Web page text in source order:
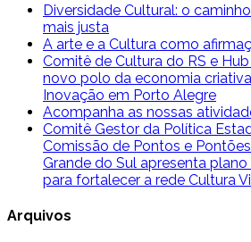
Diversidade Cultural: o
mais justa
A arte e a Cultura como
Comitê de Cultura do RS e
novo polo da economia
Inovação em Porto Alegre
Acompanha as nossas
Comitê Gestor da Política
Comissão de Pontos e
Grande do Sul apresenta
para fortalecer a rede Cultura
Arquivos